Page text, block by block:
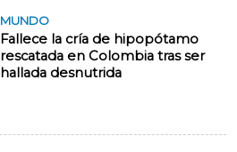
MUNDO
Fallece la cría de hipopótamo
rescatada en Colombia tras ser
hallada desnutrida